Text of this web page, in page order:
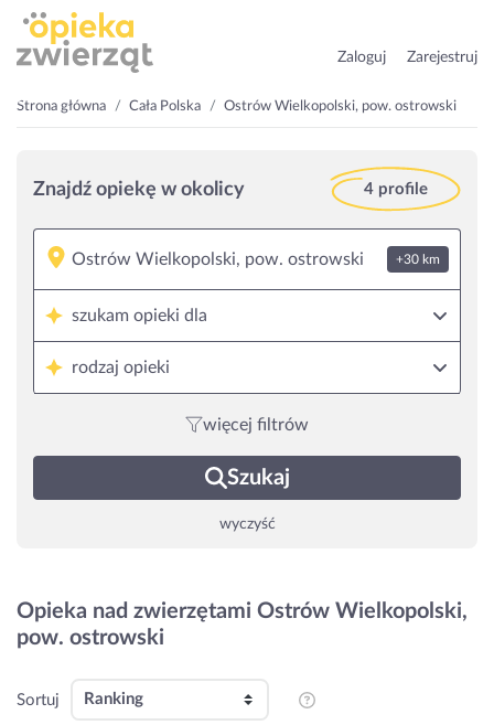
Zaloguj Zarejestruj
Strona główna Cała Polska Ostrów Wielkopolski, pow. ostrowski
Znajdź opiekę w okolicy 4 profile
+30 km
szukam opieki dla
rodzaj opieki
więcej filtrów
Szukaj
wyczyść
Opieka nad zwierzętami Ostrów Wielkopolski,
pow. ostrowski
Sortuj